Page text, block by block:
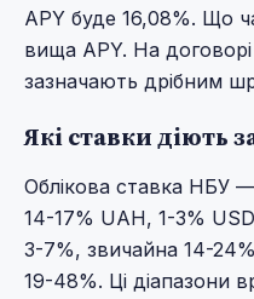
APY буде 16,08%. Що
вища APY. На
зазначають дрібним
Які ставки діють
Облікова ставка НБУ
14-17% UAH, 1-3%
3-7%, звичайна 14-
19-48%. Ці діапазони